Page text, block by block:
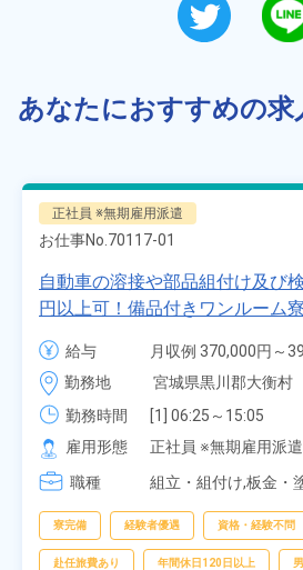
あなたにおすすめの求
正社員 ※無期雇用派遣
お仕事No. 70117-01
自動車の溶接や部品組付け及び
円以上可！備品付きワンルーム
社負担★人気の土日休み！昇給
車・バイク通勤可！無料駐車場
応募OK★《宮城県大衡村》
給与
月収例 370,000円～
時給 1,700円～1,700円
勤務地
宮城県黒川郡大衡村
勤務時間
[1] 06:25～15:05
[2] 16:00～00:40
[3] 16:30～01:10
[4] 08:00～16:40
雇用形態
正社員 ※無期雇用派遣
職種
組立・組付け,板金・
寮完備 経験者優遇 資格・経験不問
赴任旅費あり 年間休日120日以上